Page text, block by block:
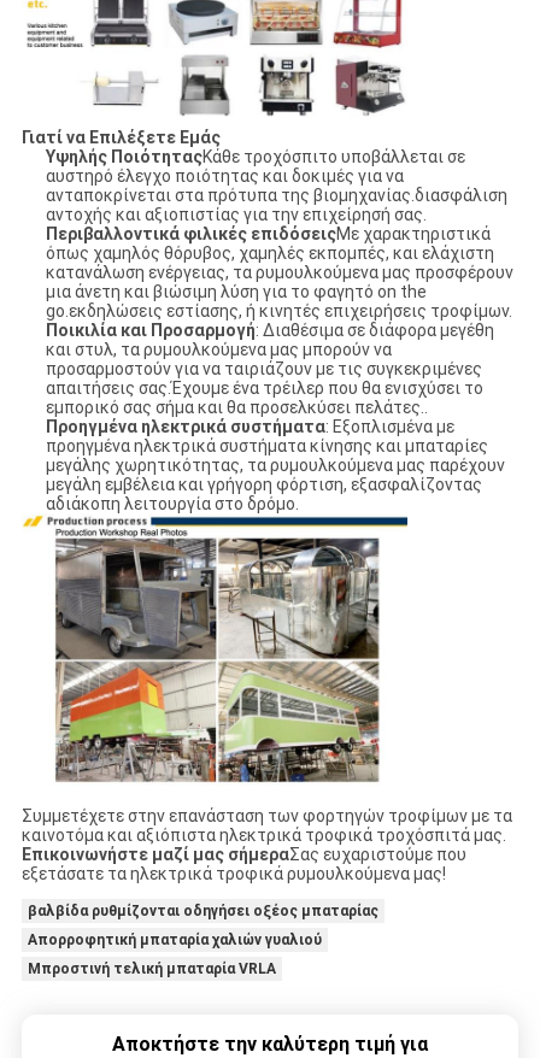
Γιατί να Επιλέξετε Εμάς
Υψηλής ΠοιότηταςΚάθε τροχόσπιτο υποβάλλεται σε
αυστηρό έλεγχο ποιότητας και δοκιμές για να
ανταποκρίνεται στα πρότυπα της βιομηχανίας.διασφάλιση
αντοχής και αξιοπιστίας για την επιχείρησή σας.
Περιβαλλοντικά φιλικές επιδόσειςΜε χαρακτηριστικά
όπως χαμηλός θόρυβος, χαμηλές εκπομπές, και ελάχιστη
κατανάλωση ενέργειας, τα ρυμουλκούμενα μας προσφέρουν
μια άνετη και βιώσιμη λύση για το φαγητό on the
go.εκδηλώσεις εστίασης, ή κινητές επιχειρήσεις τροφίμων.
Ποικιλία και Προσαρμογή: Διαθέσιμα σε διάφορα μεγέθη
και στυλ, τα ρυμουλκούμενα μας μπορούν να
προσαρμοστούν για να ταιριάζουν με τις συγκεκριμένες
απαιτήσεις σας.Έχουμε ένα τρέιλερ που θα ενισχύσει το
εμπορικό σας σήμα και θα προσελκύσει πελάτες..
Προηγμένα ηλεκτρικά συστήματα: Εξοπλισμένα με
προηγμένα ηλεκτρικά συστήματα κίνησης και μπαταρίες
μεγάλης χωρητικότητας, τα ρυμουλκούμενα μας παρέχουν
μεγάλη εμβέλεια και γρήγορη φόρτιση, εξασφαλίζοντας
αδιάκοπη λειτουργία στο δρόμο.
Συμμετέχετε στην επανάσταση των φορτηγών τροφίμων με τα
καινοτόμα και αξιόπιστα ηλεκτρικά τροφικά τροχόσπιτά μας.
Επικοινωνήστε μαζί μας σήμεραΣας ευχαριστούμε που
εξετάσατε τα ηλεκτρικά τροφικά ρυμουλκούμενα μας!
βαλβίδα ρυθμίζονται οδηγήσει οξέος μπαταρίας
Απορροφητική μπαταρία χαλιών γυαλιού
Μπροστινή τελική μπαταρία VRLA
Αποκτήστε την καλύτερη τιμή για